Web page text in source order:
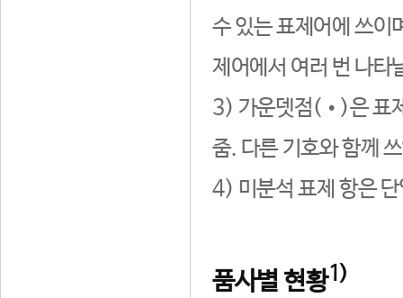
수 있는 표제어에 쓰이
제어에서 여러 번 나타
3) 가운뎃점(•)은 표
줌. 다른 기호와 함께
4) 미분석 표제 항은
품사별 현황1)